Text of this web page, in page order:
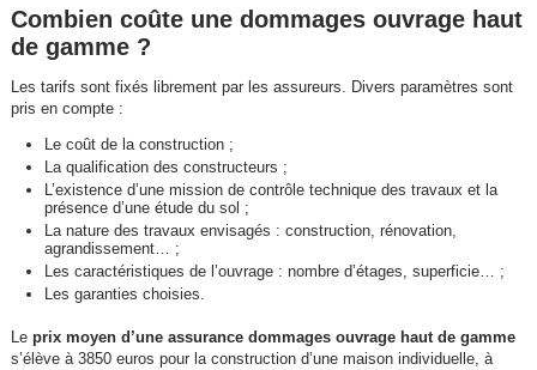
Combien coûte une dommages ouvrage haut
de gamme ?
Les tarifs sont fixés librement par les assureurs. Divers paramètres sont
pris en compte :
Le coût de la construction ;
La qualification des constructeurs ;
L’existence d’une mission de contrôle technique des travaux et la
présence d’une étude du sol ;
La nature des travaux envisagés : construction, rénovation,
agrandissement… ;
Les caractéristiques de l’ouvrage : nombre d’étages, superficie… ;
Les garanties choisies.
Le prix moyen d’une assurance dommages ouvrage haut de gamme
s’élève à 3850 euros pour la construction d’une maison individuelle, à